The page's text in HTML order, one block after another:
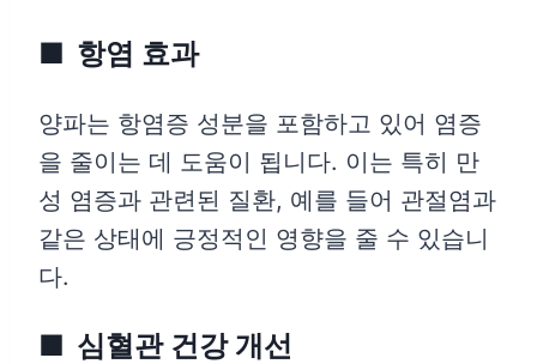
항염 효과
양파는 항염증 성분을 포함하고 있어 염증
을 줄이는 데 도움이 됩니다. 이는 특히 만
성 염증과 관련된 질환, 예를 들어 관절염과
같은 상태에 긍정적인 영향을 줄 수 있습니
다.
심혈관 건강 개선